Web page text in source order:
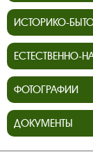
ИСТОРИКО-
ЕСТЕСТВЕННО-
ФОТОГРАФИИ
ДОКУМЕНТЫ